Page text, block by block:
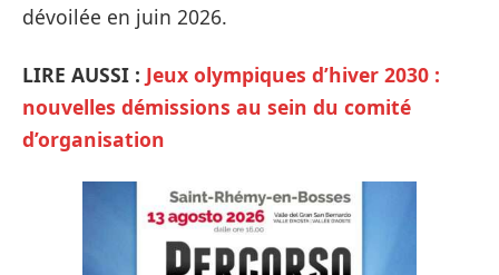
dévoilée en juin 2026.
LIRE AUSSI : Jeux olympiques d’hiver 2030 :
nouvelles démissions au sein du comité
d’organisation